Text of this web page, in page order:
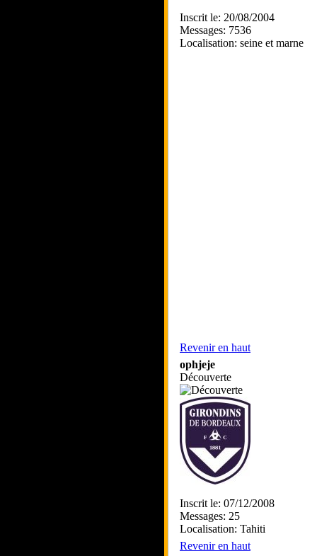
Inscrit le: 20/08/2004
Messages: 7536
Localisation: seine et marne
Revenir en haut
ophjeje
Découverte
Inscrit le: 07/12/2008
Messages: 25
Localisation: Tahiti
Revenir en haut